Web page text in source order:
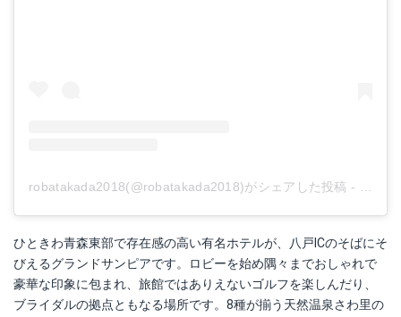
robatakada2018(@robatakada2018)がシェアした投稿 - 2018
ひときわ青森東部で存在感の高い有名ホテルが、八戸ICのそばにそ
びえるグランドサンピアです。ロビーを始め隅々までおしゃれで
豪華な印象に包まれ、旅館ではありえないゴルフを楽しんだり、
ブライダルの拠点ともなる場所です。8種が揃う天然温泉さわ里の